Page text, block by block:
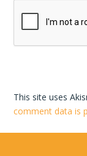
This site uses
comment data is